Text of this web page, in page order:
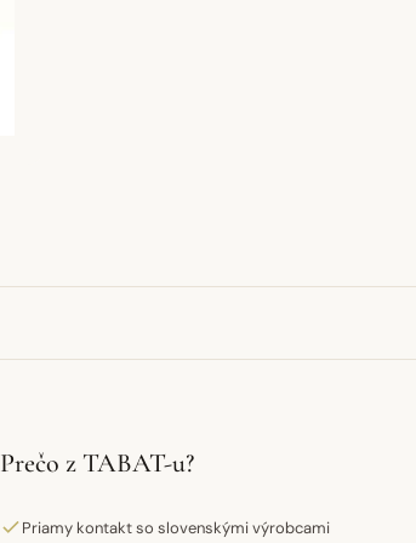
Prečo z TABAT-u?
Priamy kontakt so slovenskými výrobcami